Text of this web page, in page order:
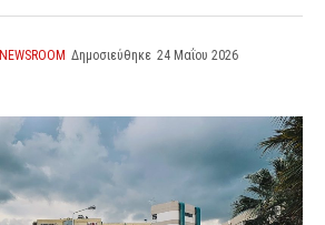
NEWSROOM Δημοσιεύθηκε 24 Μαΐου 2026